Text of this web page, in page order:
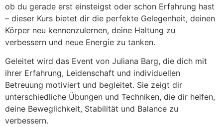
ob du gerade erst einsteigst oder schon Erfahrung hast
– dieser Kurs bietet dir die perfekte Gelegenheit, deinen
Körper neu kennenzulernen, deine Haltung zu
verbessern und neue Energie zu tanken.
Geleitet wird das Event von Juliana Barg, die dich mit
ihrer Erfahrung, Leidenschaft und individuellen
Betreuung motiviert und begleitet. Sie zeigt dir
unterschiedliche Übungen und Techniken, die dir helfen,
deine Beweglichkeit, Stabilität und Balance zu
verbessern.